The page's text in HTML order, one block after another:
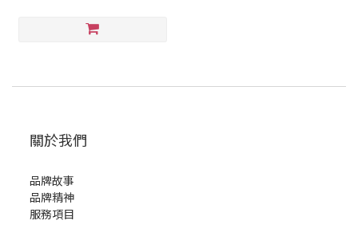
關於我們
品牌故事
品牌精神
服務項目